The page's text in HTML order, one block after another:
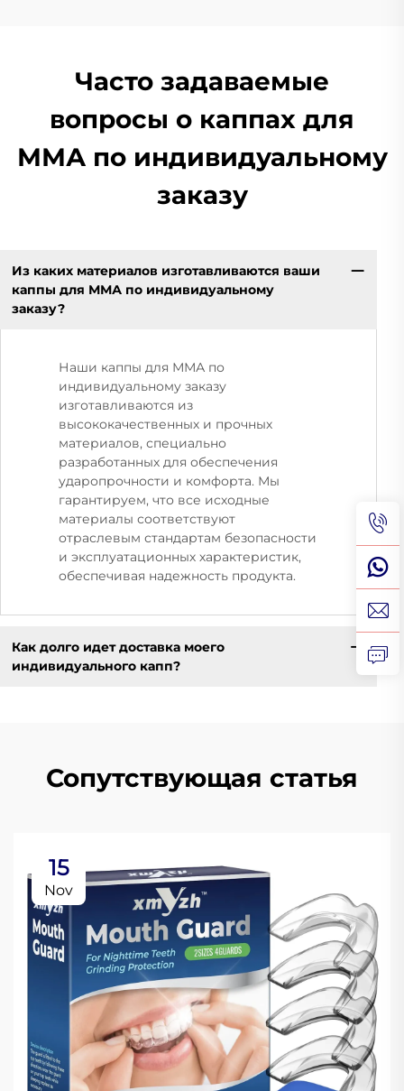
Часто задаваемые
вопросы о каппах для
ММА по индивидуальному
заказу
Из каких материалов изготавливаются ваши
каппы для ММА по индивидуальному
заказу?
Наши каппы для ММА по
индивидуальному заказу
изготавливаются из
высококачественных и прочных
материалов, специально
разработанных для обеспечения
ударопрочности и комфорта. Мы
гарантируем, что все исходные
материалы соответствуют
отраслевым стандартам безопасности
и эксплуатационных характеристик,
обеспечивая надежность продукта.
Как долго идет доставка моего
индивидуального капп?
Сопутствующая статья
15
Nov